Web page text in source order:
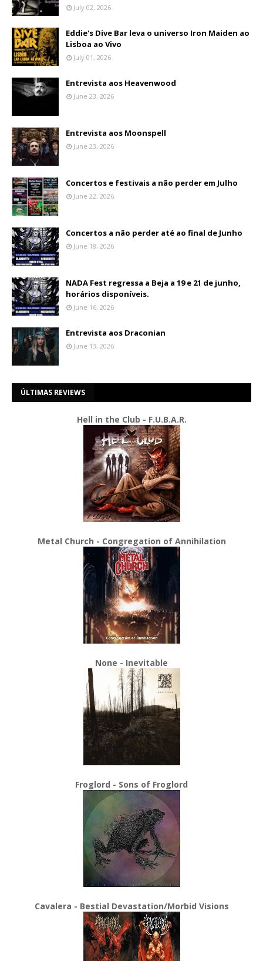
July 02, 2026
Eddie's Dive Bar leva o universo Iron Maiden ao
Lisboa ao Vivo
July 01, 2026
Entrevista aos Heavenwood
June 23, 2026
Entrevista aos Moonspell
June 23, 2026
Concertos e festivais a não perder em Julho
June 22, 2026
Concertos a não perder até ao final de Junho
June 18, 2026
NADA Fest regressa a Beja a 19 e 21 de junho,
horários disponíveis.
June 16, 2026
Entrevista aos Draconian
June 13, 2026
ÚLTIMAS REVIEWS
Hell in the Club - F.U.B.A.R.
Metal Church - Congregation of Annihilation
None - Inevitable
Froglord - Sons of Froglord
Cavalera - Bestial Devastation/Morbid Visions